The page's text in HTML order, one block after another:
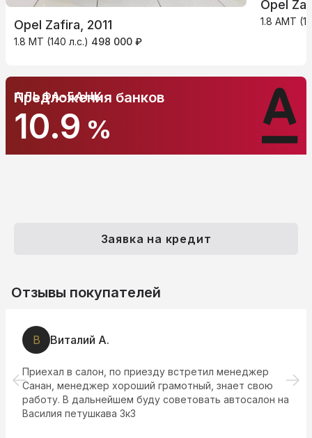
Opel Zafira, 2011
1.8 MT (140 л.с.) 498 000 ₽
Opel
1.8 AMT
АЛЬФА-БАНК
10.9 %
Предложения банков
Заявка на кредит
Отзывы покупателей
свою
на
Моя машинка ездит уже полгода, никаких
Спасибо менеджеру помог выбрать
нормальной цене.